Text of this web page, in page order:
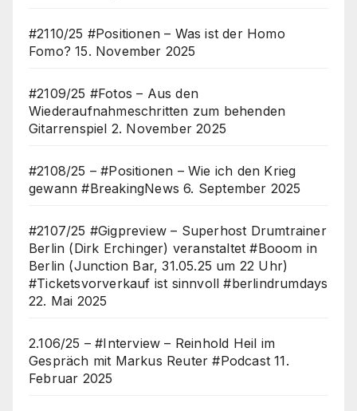
#2110/25 #Positionen – Was ist der Homo
Fomo? 15. November 2025
#2109/25 #Fotos – Aus den
Wiederaufnahmeschritten zum behenden
Gitarrenspiel 2. November 2025
#2108/25 – #Positionen – Wie ich den Krieg
gewann #BreakingNews 6. September 2025
#2107/25 #Gigpreview – Superhost Drumtrainer
Berlin (Dirk Erchinger) veranstaltet #Booom in
Berlin (Junction Bar, 31.05.25 um 22 Uhr)
#Ticketsvorverkauf ist sinnvoll #berlindrumdays
22. Mai 2025
2.106/25 – #Interview – Reinhold Heil im
Gespräch mit Markus Reuter #Podcast 11.
Februar 2025